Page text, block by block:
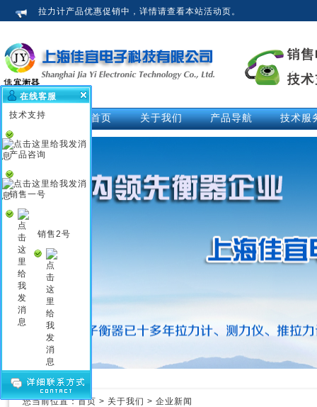
拉力计产品优惠促销中，详情请查看本站活动页。
网站首页 关于我们
公司介绍
行业知识
企业文化
产品导航
拉力计
推拉力计
数显拉力计
电子测力计
电子测力仪
无线测力计
无线拉力计
压力测力计
技术服
技术文
您当前位置：首页 > 关于我们 > 企业新闻
在线客服
技术支持
产品咨询
销售一号
销售2号